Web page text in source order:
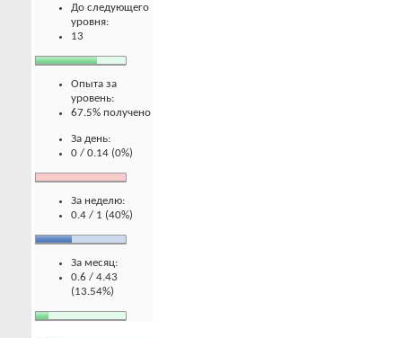
До следующего
уровня:
13
Опыта за
уровень:
67.5% получено
За день:
0 / 0.14 (0%)
За неделю:
0.4 / 1 (40%)
За месяц:
0.6 / 4.43
(13.54%)